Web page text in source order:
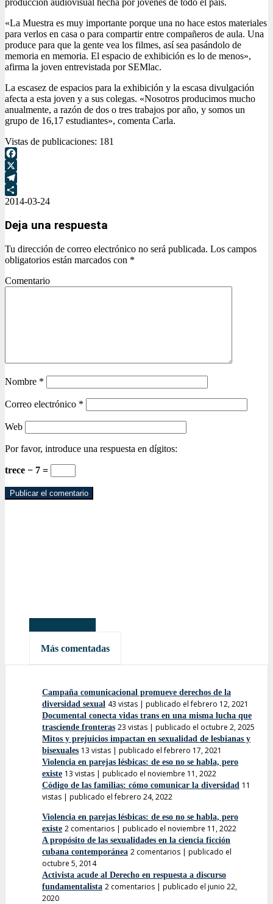
producción audiovisual hecha por jóvenes de todo el país.
«La Muestra es muy importante porque una no hace estos materiales
para verlos en casa o para compartir entre compañeros de aula. Una
produce para que la gente vea los filmes, así sea pasándolo de
memoria en memoria. El espacio de exhibición es lo de menos»,
afirma la joven entrevistada por SEMlac.
La escasez de espacios para la exhibición y la escasa divulgación
afecta a esta joven y a sus colegas. «Nosotros producimos mucho
anualmente, a razón de dos o tres trabajos por año, y somos un
grupo de 16,17 estudiantes», comenta Carla.
Vistas de publicaciones: 181
Facebook
X
Telegram
Compartir
2014-03-24
Deja una respuesta
Tu dirección de correo electrónico no será publicada. Los campos
obligatorios están marcados con *
Comentario
Nombre *
Correo electrónico *
Web
Por favor, introduce una respuesta en dígitos:
trece − 7 =
Más leídas
Más comentadas
Campaña comunicacional promueve derechos de la
diversidad sexual 43 vistas | publicado el febrero 12, 2021
Documental conecta vidas trans en una misma lucha que
trasciende fronteras 23 vistas | publicado el octubre 2, 2025
Mitos y prejuicios impactan en sexualidad de lesbianas y
bisexuales 13 vistas | publicado el febrero 17, 2021
Violencia en parejas lésbicas: de eso no se habla, pero
existe 13 vistas | publicado el noviembre 11, 2022
Código de las familias: cómo comunicar la diversidad 11
vistas | publicado el febrero 24, 2022
Violencia en parejas lésbicas: de eso no se habla, pero
existe 2 comentarios | publicado el noviembre 11, 2022
A propósito de las sexualidades en la ciencia ficción
cubana contemporánea 2 comentarios | publicado el
octubre 5, 2014
Activista acude al Derecho en respuesta a discurso
fundamentalista 2 comentarios | publicado el junio 22,
2020